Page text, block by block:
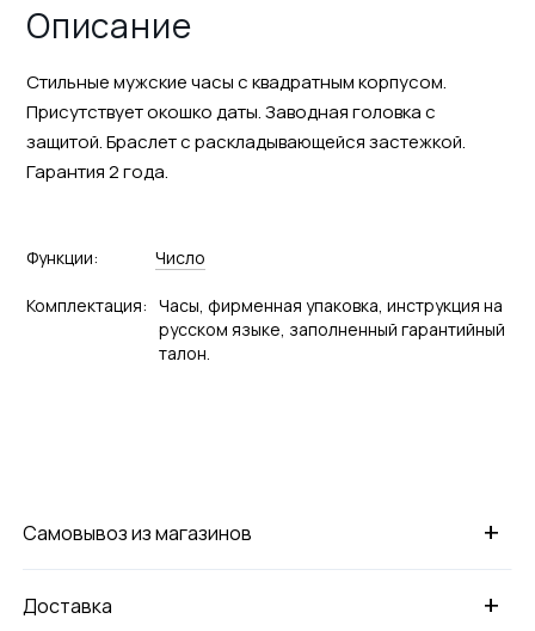
Описание
Стильные мужские часы с квадратным корпусом.
Присутствует окошко даты. Заводная головка с
защитой. Браслет с раскладывающейся застежкой.
Гарантия 2 года.
Функции: Число
Комплектация: Часы, фирменная упаковка, инструкция на
русском языке, заполненный гарантийный
талон.
+
Самовывоз из магазинов
+
Доставка